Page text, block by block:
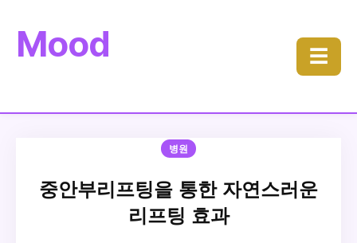
Mood ☰
병원
중안부리프팅을 통한 자연스러운
리프팅 효과